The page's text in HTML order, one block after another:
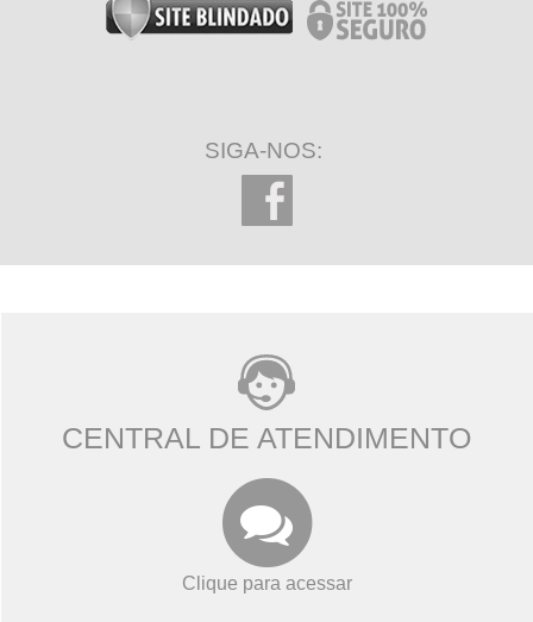
SIGA-NOS:
CENTRAL DE ATENDIMENTO
Clique para acessar